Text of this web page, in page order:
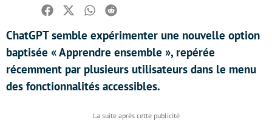
Facebook
TwitterWhatsapp
Reddit
ChatGPT semble expérimenter une nouvelle option
baptisée « Apprendre ensemble », repérée
récemment par plusieurs utilisateurs dans le menu
des fonctionnalités accessibles.